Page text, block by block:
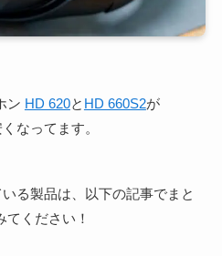
ン HD 620と HD 660S2が
なってます。
る製品は、以下の記事でまと
ください！